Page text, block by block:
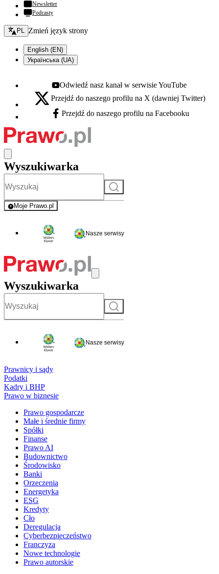
Newsletter
Podcasty
Zmień język - bieżący:
PL Zmień język strony
English (EN)
Українська (UA)
Youtube - otwiera się w nowej karcie
Odwiedź nasz kanał w serwisie YouTube
X - otwiera się w nowej karcie
Przejdź do naszego profilu na X (dawniej Twitter)
Facebook - otwiera się w nowej karcie
Przejdź do naszego profilu na Facebooku
Wyszukiwarka
Szukaj
Moje Prawo.pl
- rejestracja i logowanie do serwisu
Nasze serwisy
Wyszukiwarka
Szukaj
Nasze serwisy
Prawnicy i sądy
Podatki
Kadry i BHP
Prawo w biznesie
Prawo gospodarcze
Małe i średnie firmy
Spółki
Finanse
Prawo AI
Budownictwo
Środowisko
Banki
Orzeczenia
Energetyka
ESG
Kredyty
Cło
Deregulacja
Cyberbezpieczeństwo
Franczyza
Nowe technologie
Prawo autorskie